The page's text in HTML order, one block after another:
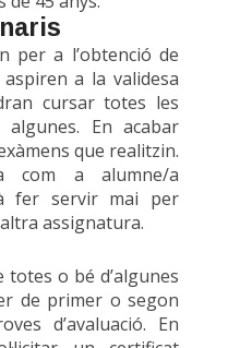
per a l’obtenció de
a la validesa
cursar totes les
En acabar
que realitzin.
com a alumne/a
fer servir mai per
assignatura.
o bé d’algunes
de primer o segon
d’avaluació. En